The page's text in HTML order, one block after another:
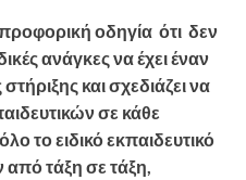
οδηγία ότι δεν
ανάγκες να έχει έναν
και σχεδιάζει να
σε κάθε
το ειδικό εκπαιδευτικό
τάξη σε τάξη,